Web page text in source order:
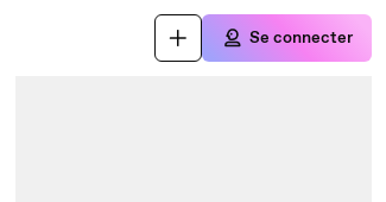
Se connecter